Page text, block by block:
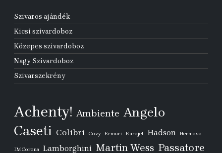
Szivaros ajándék
Kicsi szivardoboz
Közepes szivardoboz
Nagy Szivardoboz
Szivarszekrény
Achenty! Ambiente Angelo
Caseti Colibri Cozy Ermuri Eurojet Hadson Hermoso
IM Corona Lamborghini Martin Wess Passatore